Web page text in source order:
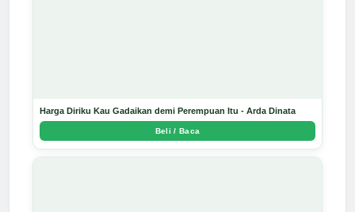
Harga Diriku Kau Gadaikan demi Perempuan Itu - Arda Dinata
Beli / Baca